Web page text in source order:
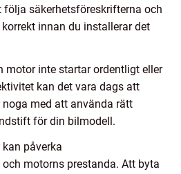
följa säkerhetsföreskrifterna och
innan du installerar det
motor inte startar ordentligt eller
kan det vara dags att
med att använda rätt
för din bilmodell.
påverka
motorns prestanda. Att byta